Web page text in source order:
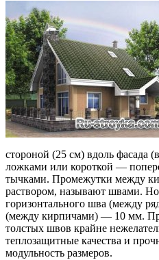
стороной (25 см) вдоль фасада
ложками или короткой —
тычками. Промежутки между
раствором, называют швами.
горизонтального шва (между
(между кирпичами) — 10 мм.
толстых швов крайне
теплозащитные качества и
модульность размеров.